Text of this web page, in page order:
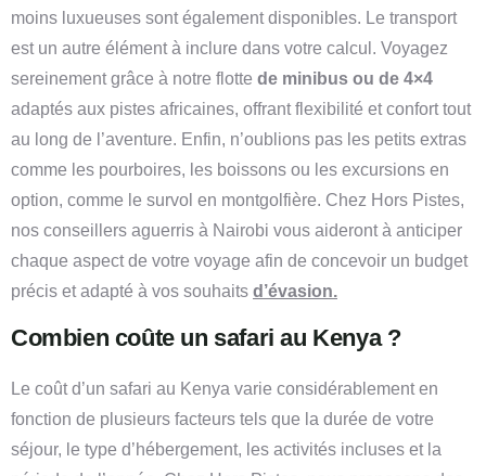
moins luxueuses sont également disponibles. Le transport
est un autre élément à inclure dans votre calcul. Voyagez
sereinement grâce à notre flotte de minibus ou de 4×4
adaptés aux pistes africaines, offrant flexibilité et confort tout
au long de l’aventure. Enfin, n’oublions pas les petits extras
comme les pourboires, les boissons ou les excursions en
option, comme le survol en montgolfière. Chez Hors Pistes,
nos conseillers aguerris à Nairobi vous aideront à anticiper
chaque aspect de votre voyage afin de concevoir un budget
précis et adapté à vos souhaits d’évasion.
Combien coûte un safari au Kenya ?
Le coût d’un safari au Kenya varie considérablement en
fonction de plusieurs facteurs tels que la durée de votre
séjour, le type d’hébergement, les activités incluses et la